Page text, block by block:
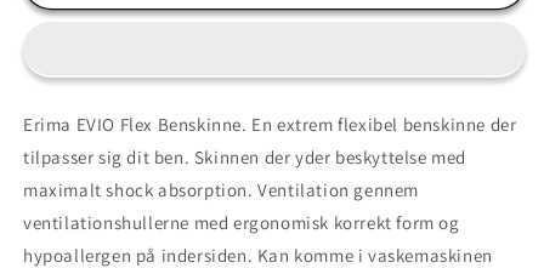
-
Tube
med
tubesocks
-
Tube
med
tubesocks
Erima EVIO Flex Benskinne. En extrem flexibel benskinne der
tilpasser sig dit ben. Skinnen der yder beskyttelse med
maximalt shock absorption. Ventilation gennem
ventilationshullerne med ergonomisk korrekt form og
hypoallergen på indersiden. Kan komme i vaskemaskinen